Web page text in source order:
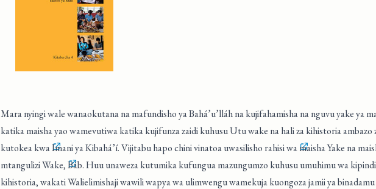
Mara nyingi wale wanaokutana na mafundisho ya Bahá’u’lláh na kujifahamisha na nguvu yake ya
katika maisha yao wamevutiwa katika kujifunza zaidi kuhusu Utu wake na hali za kihistoria ambazo
kutokea kwaImani ya Kibahá’í. Vijitabu hapo chini vinatoa uwasilisho rahisi wamaisha Yake na
mtangulizi Wake,Báb. Huu unaweza kutumika kufungua mazungumzo kuhusu umuhimu wa
kihistoria, wakati Walielimishaji wawili wapya wa ulimwengu wamekuja kuongoza jamii ya